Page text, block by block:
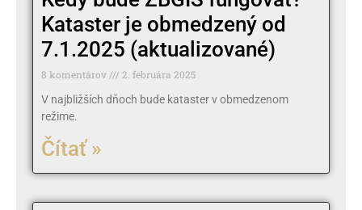
Kataster je obmedzený od
7.1.2025 (aktualizované)
8 komentárov
2. februára 2025
V najbližších dňoch bude kataster v obmedzenom
režime.
Čítať »